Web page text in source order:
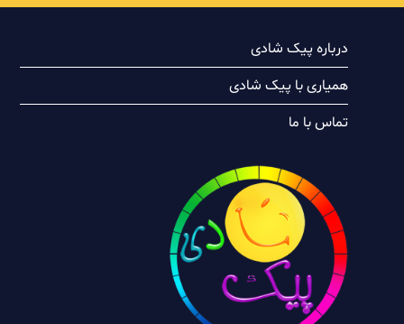
درباره پیک شادی
همیاری با پیک شادی
تماس با ما